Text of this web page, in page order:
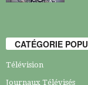
CATÉGORIE
Télévision
Journaux Télévisés